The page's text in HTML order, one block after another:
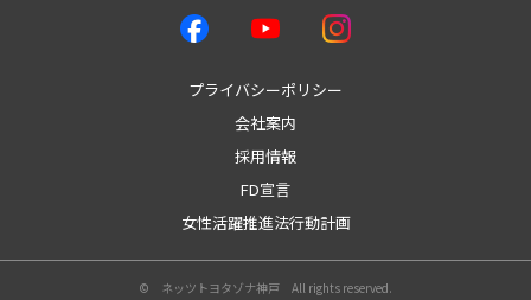
プライバシーポリシー
会社案内
採用情報
FD宣言
女性活躍推進法行動計画
© ネッツトヨタゾナ神戸 All rights reserved.